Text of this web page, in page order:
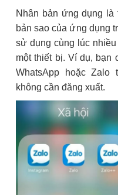
Nhân bản ứng dụng là
bản sao của ứng dụng
sử dụng cùng lúc
một thiết bị. Ví dụ, bạn
WhatsApp hoặc Zalo
không cần đăng xuất.